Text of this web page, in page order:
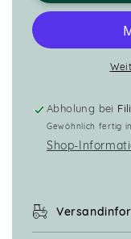
Abholung bei
Gewöhnlich fertig
Shop-